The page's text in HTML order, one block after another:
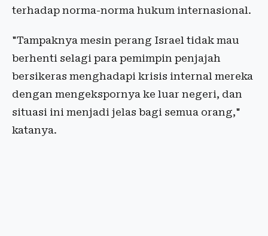
terhadap norma-norma hukum internasional.
"Tampaknya mesin perang Israel tidak mau
berhenti selagi para pemimpin penjajah
bersikeras menghadapi krisis internal mereka
dengan mengekspornya ke luar negeri, dan
situasi ini menjadi jelas bagi semua orang,"
katanya.